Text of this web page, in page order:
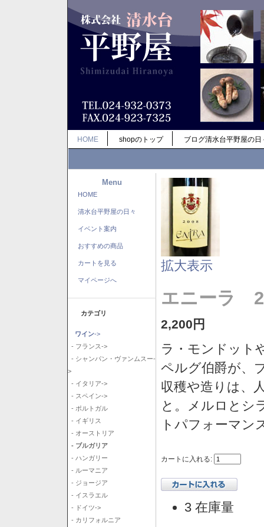
HOME shopのトップ ブログ清水台平野屋の日
Menu
HOME
清水台平野屋の日々
イベント案内
おすすめの商品
カートを見る
マイページへ
カテゴリ
ワイン->
- フランス->
- シャンパン・ヴァンムスー-
>
- イタリア->
- スペイン->
- ポルトガル
- イギリス
- オーストリア
- ブルガリア
- ハンガリー
- ルーマニア
- ジョージア
- イスラエル
- ドイツ->
- カリフォルニア
拡大表示
エニーラ
2,200円
ラ・モンドット
ペルグ伯爵が、
収穫や造りは、
と。メルロとシ
トパフォーマン
カートに入れる:
3 在庫量